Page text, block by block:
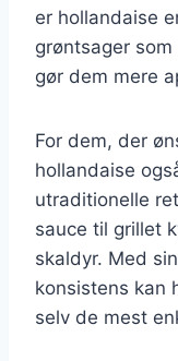
er hollandaise
grøntsager
gør dem mere
For dem, der
hollandaise
utraditionelle
sauce til grillet
skaldyr. Med
konsistens kan
selv de mest